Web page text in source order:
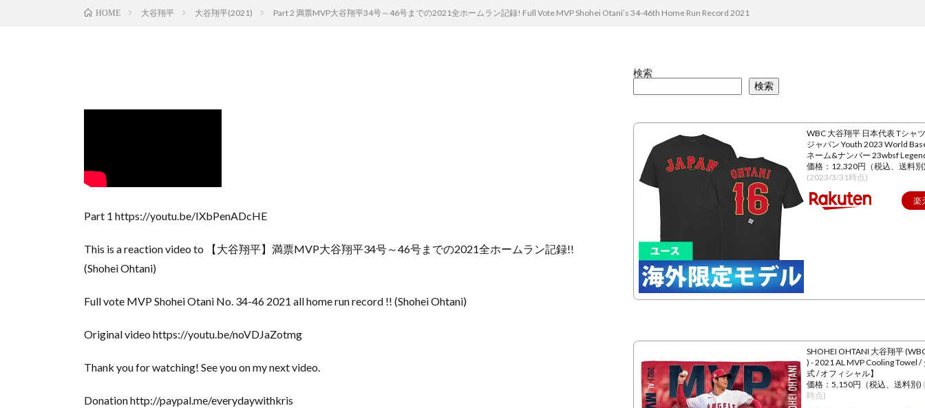
HOME 大谷翔平 大谷翔平(2021) Part 2 満票MVP大谷翔平34号～46号までの2021全ホームラン記録! Full Vote MVP Shohei Otani’s 34-46th Home Run Record 2021
Part 1 https://youtu.be/IXbPenADcHE
This is a reaction video to 【大谷翔平】満票MVP大谷翔平34号～46号までの2021全ホームラン記録!!
(Shohei Ohtani)
Full vote MVP Shohei Otani No. 34-46 2021 all home run record !! (Shohei Ohtani)
Original video https://youtu.be/noVDJaZotmg
Thank you for watching! See you on my next video.
Donation http://paypal.me/everydaywithkris
検索
検索
WBC 大谷翔平 日本代表 Tシャ
ジャパン Youth 2023 World
ネーム&ナンバー 23wbsf
価格：12,320円（税込、送料別
(2023/3/31時点)
楽
SHOHEI OHTANI 大谷翔平
) - 2021 AL MVP Cooling Towel /
式 / オフィシャル】
価格：5,150円（税込、送料別)
時点)